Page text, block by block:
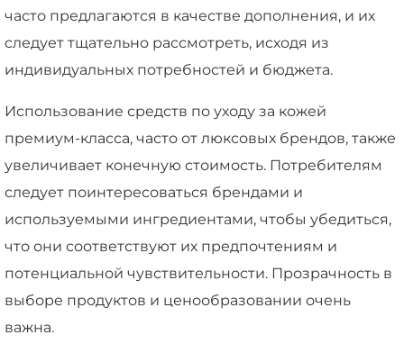
часто предлагаются в качестве дополнения, и их
следует тщательно рассмотреть, исходя из
индивидуальных потребностей и бюджета.
Использование средств по уходу за кожей
премиум-класса, часто от люксовых брендов, также
увеличивает конечную стоимость. Потребителям
следует поинтересоваться брендами и
используемыми ингредиентами, чтобы убедиться,
что они соответствуют их предпочтениям и
потенциальной чувствительности. Прозрачность в
выборе продуктов и ценообразовании очень
важна.